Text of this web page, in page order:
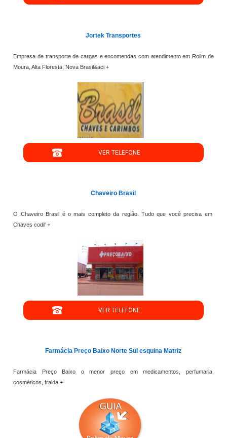
Jortek Transportes
Empresa de transporte de cargas e encomendas com atendimento em Rolim de
Moura, Alta Floresta, Nova Brasil&aci +
VER TELEFONE
Chaveiro Brasil
O Chaveiro Brasil é o mais completo da região. Tudo que você precisa em
Chaves codif +
VER TELEFONE
Farmácia Preço Baixo Norte Sul esquina Matriz
Farmácia Preço Baixo o menor preço em medicamentos, perfumaria,
cosméticos, fralda +